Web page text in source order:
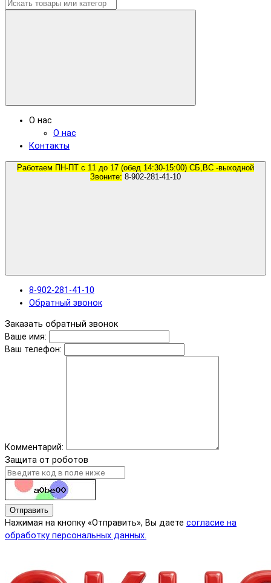
О нас
О нас
Контакты
Работаем ПН-ПТ с 11 до 17 (обед 14:30-15:00) СБ,ВС -выходной
Звоните:
8-902-281-41-10
Обратный звонок
Заказать обратный звонок
Ваше имя:
Ваш телефон:
Комментарий:
Защита от роботов
Отправить
Нажимая на кнопку «Отправить», Вы даете согласие на
обработку персональных данных.